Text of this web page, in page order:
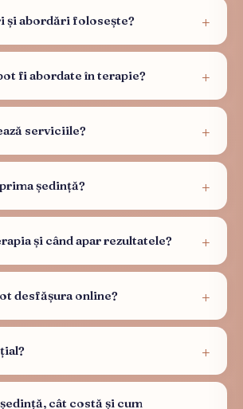
și abordări folosește?
fi abordate în terapie?
serviciile?
ședință?
și când apar rezultatele?
desfășura online?
cât costă și cum